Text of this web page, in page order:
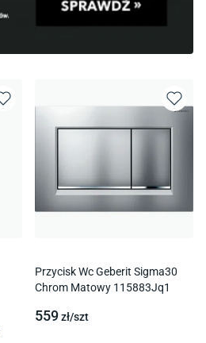
Przycisk Wc Geberit Sigma30
Chrom Matowy 115883Jq1
559zł/szt